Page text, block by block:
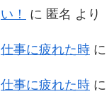
い！
に 匿名 より
仕事に疲れた時 に
仕事に疲れた時 に